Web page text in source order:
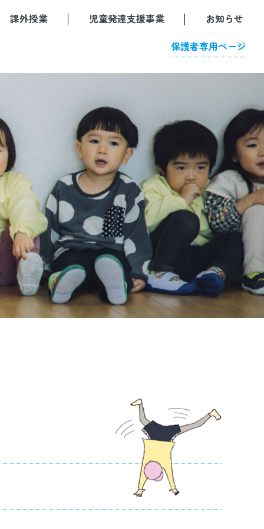
課外授業 児童発達支援事業
お知らせ
保護者専用ページ